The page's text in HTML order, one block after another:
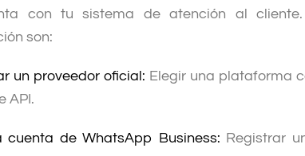
con tu sistema de atención al
son:
un proveedor oficial: Elegir una plataforma
API.
cuenta de WhatsApp Business: Registrar